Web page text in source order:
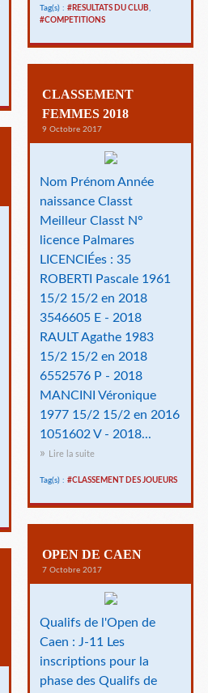
Tag(s) : #RESULTATS DU CLUB,
#COMPETITIONS
CLASSEMENT
FEMMES 2018
9 Octobre 2017
Nom Prénom Année
naissance Classt
Meilleur Classt N°
licence Palmares
LICENCIÉes : 35
ROBERTI Pascale 1961
15/2 15/2 en 2018
3546605 E - 2018
RAULT Agathe 1983
15/2 15/2 en 2018
6552576 P - 2018
MANCINI Véronique
1977 15/2 15/2 en 2016
1051602 V - 2018...
Lire la suite
Tag(s) : #CLASSEMENT DES JOUEURS
OPEN DE CAEN
7 Octobre 2017
Qualifs de l'Open de
Caen : J-11 Les
inscriptions pour la
phase des Qualifs de